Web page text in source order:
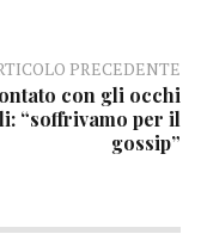
PRECEDENTE
con gli occhi
“soffrivamo per il
gossip”